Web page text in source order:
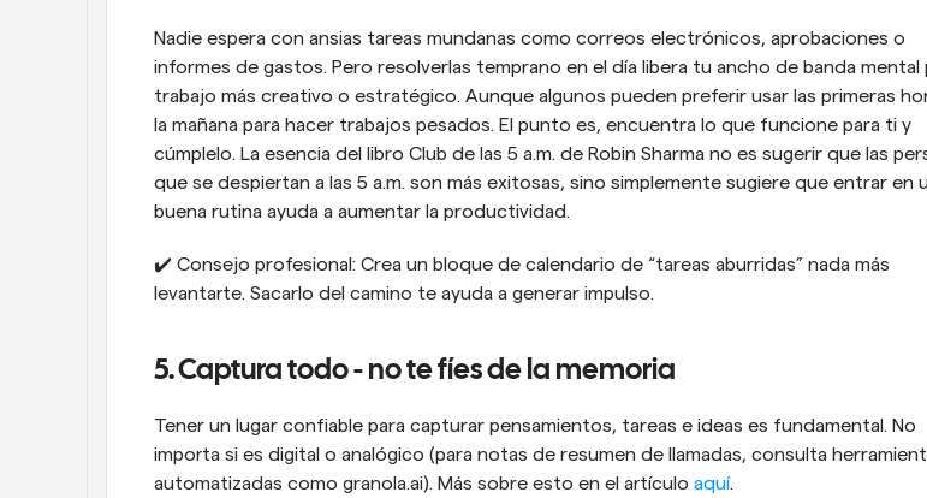
Nadie espera con ansias tareas mundanas como correos electrónicos, aprobaciones o
informes de gastos. Pero resolverlas temprano en el día libera tu ancho de banda mental
trabajo más creativo o estratégico. Aunque algunos pueden preferir usar las primeras
la mañana para hacer trabajos pesados. El punto es, encuentra lo que funcione para ti y
cúmplelo. La esencia del libro Club de las 5 a.m. de Robin Sharma no es sugerir que las
que se despiertan a las 5 a.m. son más exitosas, sino simplemente sugiere que entrar en
buena rutina ayuda a aumentar la productividad.
✔️ Consejo profesional: Crea un bloque de calendario de “tareas aburridas” nada más
levantarte. Sacarlo del camino te ayuda a generar impulso.
5. Captura todo - no te fíes de la memoria
Tener un lugar confiable para capturar pensamientos, tareas e ideas es fundamental. No
importa si es digital o analógico (para notas de resumen de llamadas, consulta
automatizadas como granola.ai). Más sobre esto en el artículo aquí.